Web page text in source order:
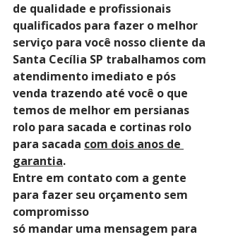
de qualidade e profissionais
qualificados para fazer o melhor
serviço para você nosso cliente da
Santa Cecília SP trabalhamos com
atendimento imediato e pós
venda trazendo até você o que
temos de melhor em persianas
rolo para sacada e cortinas rolo
para sacada com dois anos de
garantia.
Entre em contato com a gente
para fazer seu orçamento sem
compromisso
só mandar uma mensagem para